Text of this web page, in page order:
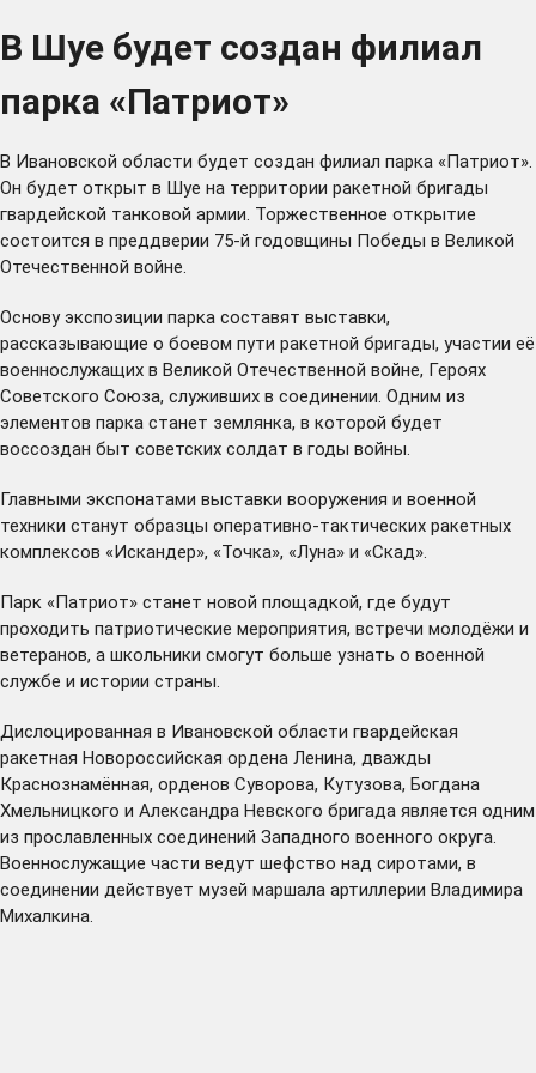
В Шуе будет создан филиал
парка «Патриот»
В Ивановской области будет создан филиал парка «Патриот».
Он будет открыт в Шуе на территории ракетной бригады
гвардейской танковой армии. Торжественное открытие
состоится в преддверии 75-й годовщины Победы в Великой
Отечественной войне.
Основу экспозиции парка составят выставки,
рассказывающие о боевом пути ракетной бригады, участии её
военнослужащих в Великой Отечественной войне, Героях
Советского Союза, служивших в соединении. Одним из
элементов парка станет землянка, в которой будет
воссоздан быт советских солдат в годы войны.
Главными экспонатами выставки вооружения и военной
техники станут образцы оперативно-тактических ракетных
комплексов «Искандер», «Точка», «Луна» и «Скад».
Парк «Патриот» станет новой площадкой, где будут
проходить патриотические мероприятия, встречи молодёжи и
ветеранов, а школьники смогут больше узнать о военной
службе и истории страны.
Дислоцированная в Ивановской области гвардейская
ракетная Новороссийская ордена Ленина, дважды
Краснознамённая, орденов Суворова, Кутузова, Богдана
Хмельницкого и Александра Невского бригада является одним
из прославленных соединений Западного военного округа.
Военнослужащие части ведут шефство над сиротами, в
соединении действует музей маршала артиллерии Владимира
Михалкина.